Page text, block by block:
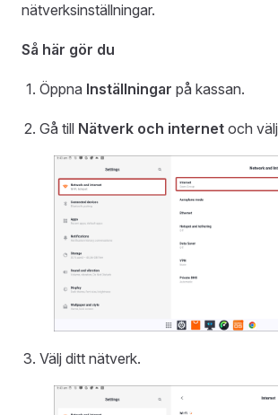
nätverksinställningar.
Så här gör du
Öppna Inställningar på kassan.
Gå till Nätverk och internet och välj
Välj ditt nätverk.